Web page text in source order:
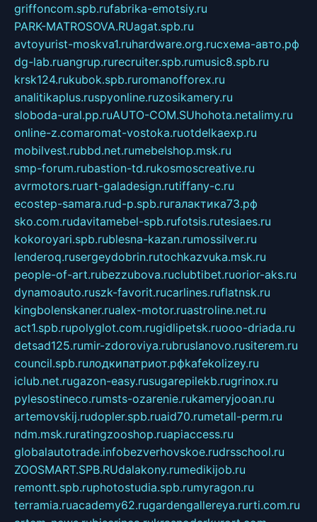
griffoncom.spb.rufabrika-emotsiy.ru
PARK-MATROSOVA.RUagat.spb.ru
avtoyurist-moskva1.ruhardware.org.ruсхема-авто.рф
dg-lab.ruangrup.rurecruiter.spb.rumusic8.spb.ru
krsk124.rukubok.spb.ruromanofforex.ru
analitikaplus.ruspyonline.ruzosikamery.ru
sloboda-ural.pp.ruAUTO-COM.SUhohota.netalimy.ru
online-z.comaromat-vostoka.ruotdelkaexp.ru
mobilvest.rubbd.net.rumebelshop.msk.ru
smp-forum.rubastion-td.rukosmoscreative.ru
avrmotors.ruart-galadesign.rutiffany-c.ru
ecostep-samara.rud-p.spb.ruгалактика73.рф
sko.com.rudavitamebel-spb.rufotsis.rutesiaes.ru
kokoroyari.spb.rublesna-kazan.rumossilver.ru
lenderoq.rusergeydobrin.rutochkazvuka.msk.ru
people-of-art.rubezzubova.ruclubtibet.ruorior-aks.ru
dynamoauto.ruszk-favorit.rucarlines.ruflatnsk.ru
kingbolenskaner.rualex-motor.ruastroline.net.ru
act1.spb.rupolyglot.com.rugidlipetsk.ruooo-driada.ru
detsad125.rumir-zdoroviya.rubruslanovo.rusiterem.ru
council.spb.ruлодкипатриот.рфkafekolizey.ru
iclub.net.rugazon-easy.rusugarepilekb.rugrinox.ru
pylesostineco.rumsts-ozarenie.rukameryjooan.ru
artemovskij.rudopler.spb.ruaid70.rumetall-perm.ru
ndm.msk.ruratingzooshop.ruapiaccess.ru
globalautotrade.infobezverhovskoe.rudrsschool.ru
ZOOSMART.SPB.RUdalakony.rumedikijob.ru
remontt.spb.ruphotostudia.spb.rumyragon.ru
terramia.ruacademy62.rugardengallereya.rurti.com.ru